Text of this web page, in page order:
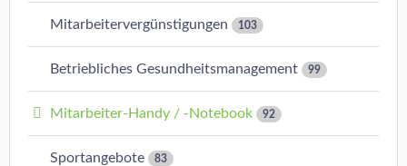
Mitarbeitervergünstigungen 103
Betriebliches Gesundheitsmanagement 99
Mitarbeiter-Handy / -Notebook 92
Sportangebote 83